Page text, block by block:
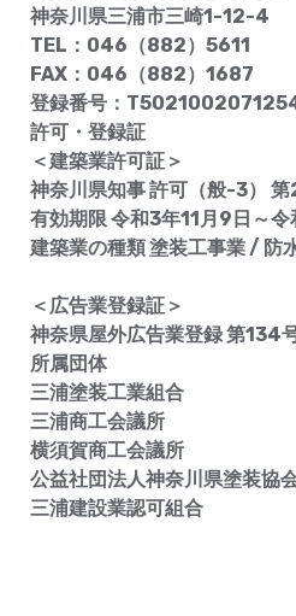
神奈川県三浦市三崎1-12-4
TEL：046（882）5611
FAX：046（882）1687
登録番号：
許可・登録証
＜建築業許可証＞
神奈川県知事 許可（般-3）
有効期限 令和3年11月9日～令
建築業の種類 塗装工事業 / 防
＜広告業登録証＞
神奈県屋外広告業登録 第134
所属団体
三浦塗装工業組合
三浦商工会議所
横須賀商工会議所
公益社団法人神奈川県塗装協
三浦建設業認可組合